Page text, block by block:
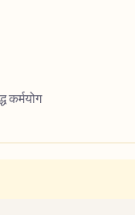
कर्मयोग